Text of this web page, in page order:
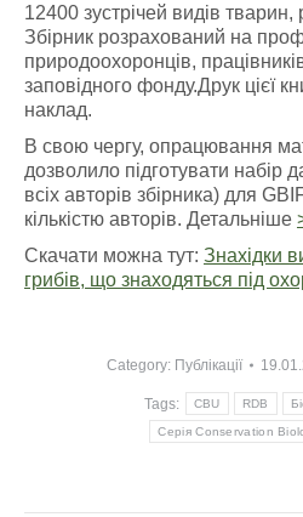
12400 зустрічей видів тварин,
Збірник розрахований на
природоохоронців,
заповідного фонду.Друк цієї
наклад.
В свою чергу, опрацювання
дозволило підготувати набір
всіх авторів збірника) для
кількістю авторів. Детальніше
Скачати можна тут: Знахідки
грибів, що знаходяться під
Category: Публікації
Tags: CBU RDB
Серія Conservation